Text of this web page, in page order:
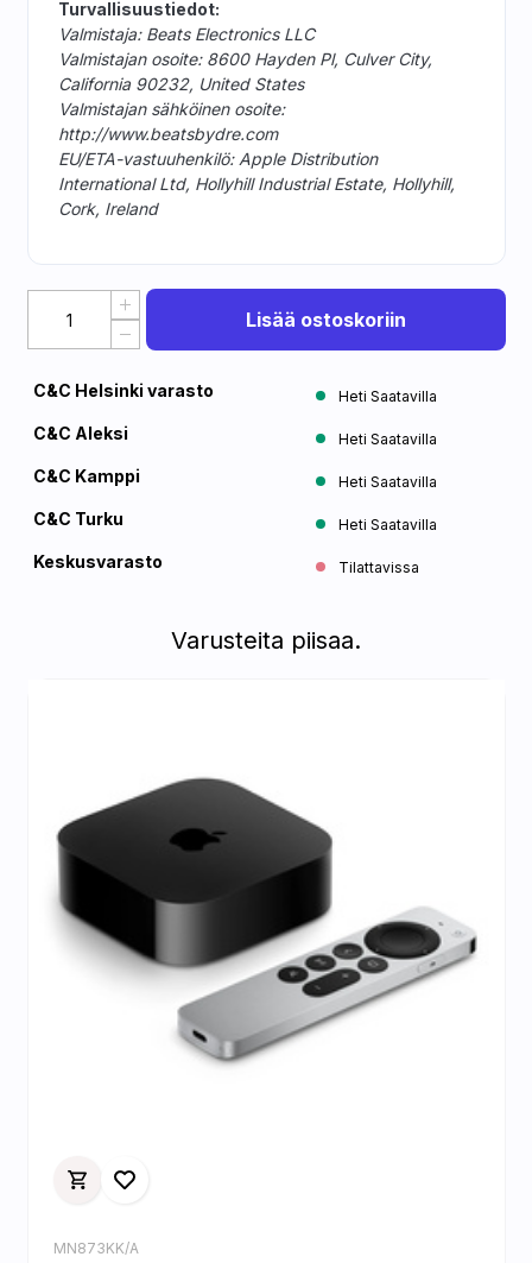
Turvallisuustiedot:
Valmistaja: Beats Electronics LLC
Valmistajan osoite: 8600 Hayden Pl, Culver City,
California 90232, United States
Valmistajan sähköinen osoite:
http://www.beatsbydre.com
EU/ETA-vastuuhenkilö: Apple Distribution
International Ltd, Hollyhill Industrial Estate, Hollyhill,
Cork, Ireland
Lisää ostoskoriin
C&C Helsinki varasto Heti Saatavilla
C&C Aleksi Heti Saatavilla
C&C Kamppi Heti Saatavilla
C&C Turku Heti Saatavilla
Keskusvarasto Tilattavissa
Varusteita piisaa.
MN873KK/A